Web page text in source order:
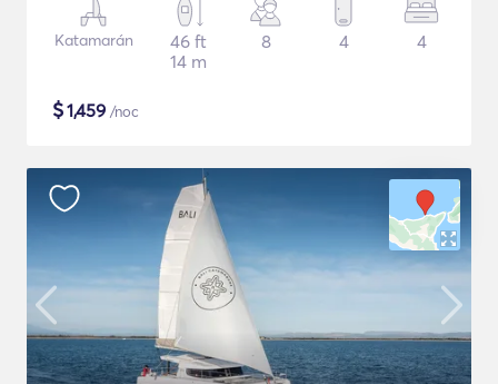
Katamarán
46 ft
14 m
8 4 4
$1,459 /noc